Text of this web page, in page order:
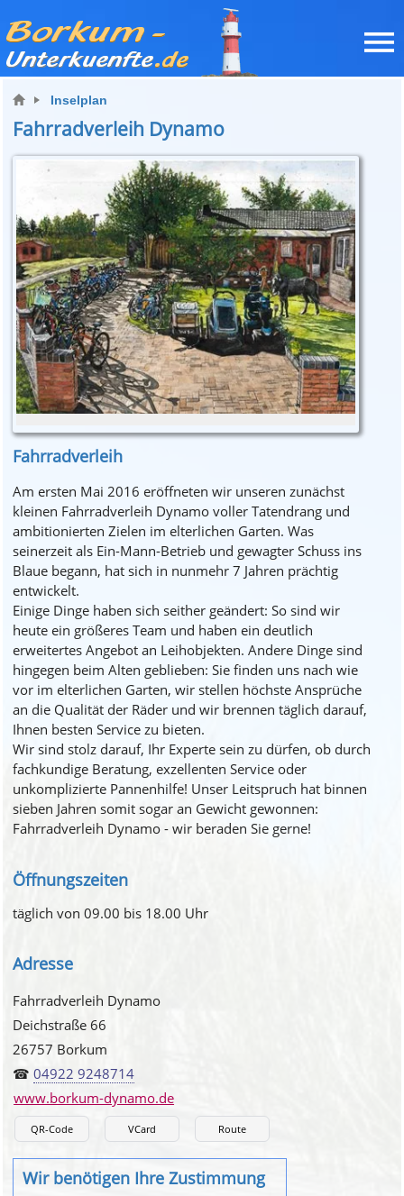
Inselplan
Fahrradverleih Dynamo
Fahrradverleih
Am ersten Mai 2016 eröffneten wir unseren zunächst
kleinen Fahrradverleih Dynamo voller Tatendrang und
ambitionierten Zielen im elterlichen Garten. Was
seinerzeit als Ein-Mann-Betrieb und gewagter Schuss ins
Blaue begann, hat sich in nunmehr 7 Jahren prächtig
entwickelt.
Einige Dinge haben sich seither geändert: So sind wir
heute ein größeres Team und haben ein deutlich
erweitertes Angebot an Leihobjekten. Andere Dinge sind
hingegen beim Alten geblieben: Sie finden uns nach wie
vor im elterlichen Garten, wir stellen höchste Ansprüche
an die Qualität der Räder und wir brennen täglich darauf,
Ihnen besten Service zu bieten.
Wir sind stolz darauf, Ihr Experte sein zu dürfen, ob durch
fachkundige Beratung, exzellenten Service oder
unkomplizierte Pannenhilfe! Unser Leitspruch hat binnen
sieben Jahren somit sogar an Gewicht gewonnen:
Fahrradverleih Dynamo - wir beraden Sie gerne!
Öffnungszeiten
täglich von 09.00 bis 18.00 Uhr
Adresse
Fahrradverleih Dynamo
Deichstraße 66
26757 Borkum
☎04922 9248714
www.borkum-dynamo.de
QR-Code VCard Route
Wir benötigen Ihre Zustimmung